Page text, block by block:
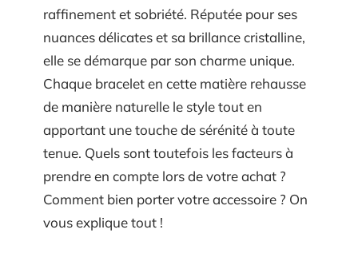
raffinement et sobriété. Réputée pour ses
nuances délicates et sa brillance cristalline,
elle se démarque par son charme unique.
Chaque bracelet en cette matière rehausse
de manière naturelle le style tout en
apportant une touche de sérénité à toute
tenue. Quels sont toutefois les facteurs à
prendre en compte lors de votre achat ?
Comment bien porter votre accessoire ? On
vous explique tout !